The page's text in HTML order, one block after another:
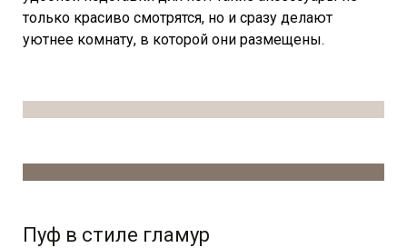
только красиво смотрятся, но и сразу делают
уютнее комнату, в которой они размещены.
Пуф в стиле гламур